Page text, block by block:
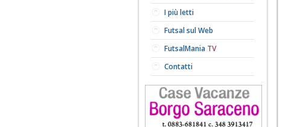
I più letti
Futsal sul Web
FutsalMania TV
Contatti